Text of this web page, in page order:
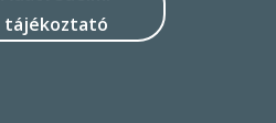
tájékoztató